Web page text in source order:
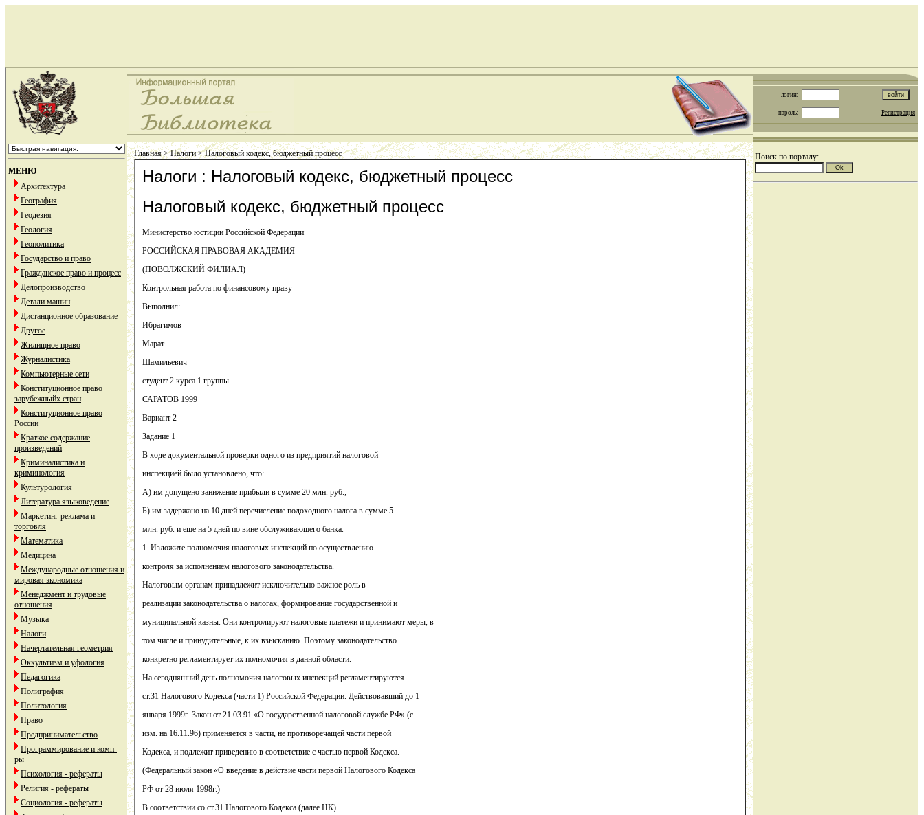
логин:
пароль: Регистрация
МЕНЮ
Архитектура
География
Геодезия
Геология
Геополитика
Государство и право
Гражданское право и процесс
Делопроизводство
Детали машин
Дистанционное образование
Другое
Жилищное право
Журналистика
Компьютерные сети
Конституционное право
зарубежныйх стран
Конституционное право
России
Краткое содержание
произведений
Криминалистика и
криминология
Культурология
Литература языковедение
Маркетинг реклама и
торговля
Математика
Медицина
Международные отношения и
мировая экономика
Менеджмент и трудовые
отношения
Музыка
Налоги
Начертательная геометрия
Оккультизм и уфология
Педагогика
Полиграфия
Политология
Право
Предпринимательство
Программирование и комп-
ры
Психология - рефераты
Религия - рефераты
Социология - рефераты
Главная>Налоги>Налоговый кодекс, бюджетный процесс
Налоги : Налоговый кодекс, бюджетный процесс
Налоговый кодекс, бюджетный процесс
Министерство юстиции Российской Федерации
РОССИЙСКАЯ ПРАВОВАЯ АКАДЕМИЯ
(ПОВОЛЖСКИЙ ФИЛИАЛ)
Контрольная работа по финансовому праву
Выполнил:
Ибрагимов
Марат
Шамильевич
студент 2 курса 1 группы
САРАТОВ 1999
Вариант 2
Задание 1
В ходе документальной проверки одного из предприятий налоговой
инспекцией было установлено, что:
А) им допущено занижение прибыли в сумме 20 млн. руб.;
Б) им задержано на 10 дней перечисление подоходного налога в сумме 5
млн. руб. и еще на 5 дней по вине обслуживающего банка.
1. Изложите полномочия налоговых инспекций по осуществлению
контроля за исполнением налогового законодательства.
Налоговым органам принадлежит исключительно важное роль в
реализации законодательства о налогах, формирование государственной и
муниципальной казны. Они контролируют налоговые платежи и принимают меры, в
том числе и принудительные, к их взысканию. Поэтому законодательство
конкретно регламентирует их полномочия в данной области.
На сегодняшний день полномочия налоговых инспекций регламентируются
ст.31 Налогового Кодекса (части 1) Российской Федерации. Действовавший до 1
января 1999г. Закон от 21.03.91 «О государственной налоговой службе РФ» (с
изм. на 16.11.96) применяется в части, не противоречащей части первой
Кодекса, и подлежит приведению в соответствие с частью первой Кодекса.
(Федеральный закон «О введение в действие части первой Налогового Кодекса
РФ от 28 июля 1998г.)
В соответствии со ст.31 Налогового Кодекса (далее НК)
Поиск по порталу: